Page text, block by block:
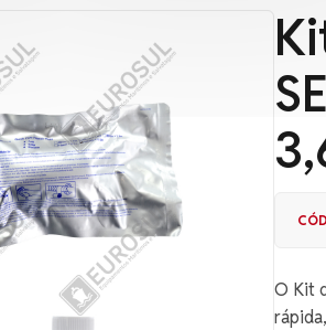
Navegação
Pirotécnicos
Proteção Química e instrumentos
Redes
Salvatagem
FAQ
O Kit